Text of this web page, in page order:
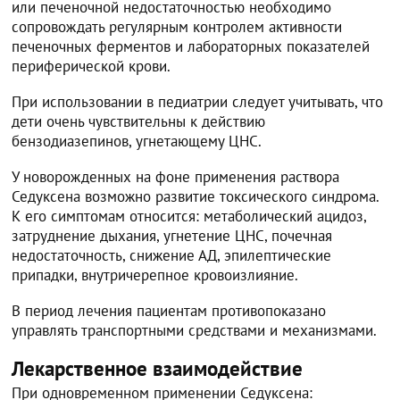
или печеночной недостаточностью необходимо
сопровождать регулярным контролем активности
печеночных ферментов и лабораторных показателей
периферической крови.
При использовании в педиатрии следует учитывать, что
дети очень чувствительны к действию
бензодиазепинов, угнетающему ЦНС.
У новорожденных на фоне применения раствора
Седуксена возможно развитие токсического синдрома.
К его симптомам относится: метаболический ацидоз,
затруднение дыхания, угнетение ЦНС, почечная
недостаточность, снижение АД, эпилептические
припадки, внутричерепное кровоизлияние.
В период лечения пациентам противопоказано
управлять транспортными средствами и механизмами.
Лекарственное взаимодействие
При одновременном применении Седуксена: